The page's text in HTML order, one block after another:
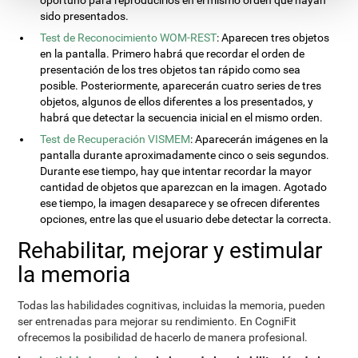
sido presentados.
Test de Reconocimiento WOM-REST: Aparecen tres objetos
en la pantalla. Primero habrá que recordar el orden de
presentación de los tres objetos tan rápido como sea
posible. Posteriormente, aparecerán cuatro series de tres
objetos, algunos de ellos diferentes a los presentados, y
habrá que detectar la secuencia inicial en el mismo orden.
Test de Recuperación VISMEM: Aparecerán imágenes en la
pantalla durante aproximadamente cinco o seis segundos.
Durante ese tiempo, hay que intentar recordar la mayor
cantidad de objetos que aparezcan en la imagen. Agotado
ese tiempo, la imagen desaparece y se ofrecen diferentes
opciones, entre las que el usuario debe detectar la correcta.
Rehabilitar, mejorar y estimular
la memoria
Todas las habilidades cognitivas, incluidas la memoria, pueden
ser entrenadas para mejorar su rendimiento. En CogniFit
ofrecemos la posibilidad de hacerlo de manera profesional.